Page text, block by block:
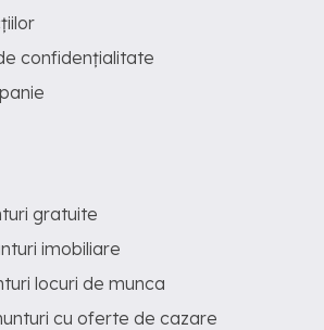
confidențialitate
gratuite
imobiliare
locuri de munca
cu oferte de cazare